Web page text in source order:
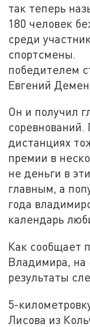
так теперь
180 человек
среди
спортсмены.
победителем
Евгений
Он и получил
соревнований.
дистанциях
премии в
не деньги в
главным, а
года
календарь
Как сообщает
Владимира, на
результаты
5-
Лисова из